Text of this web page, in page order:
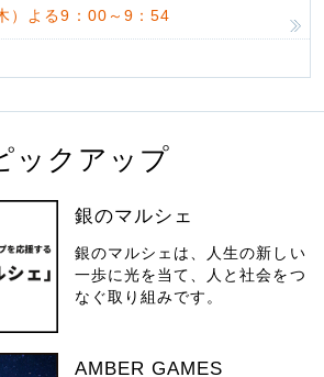
）よる9：00～9：54
ックアップ
銀のマルシェ
銀のマルシェは、人生の新しい
一歩に光を当て、人と社会をつ
なぐ取り組みです。
AMBER GAMES